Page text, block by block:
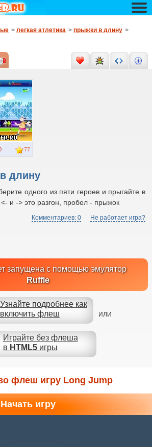
> легкая атлетика > прыжки в длину >
длину
одного из пяти героев и прыгайте в
и -> это разгон, пробел - прыжок
Комментариев: 0 Не работает игра?
запущена с помощью эмулятор
Ruffle
Узнайте подробнее как
включить флеш
ИЛИ
Играйте без флеша
в HTML5игры
77
флеш игру Long Jump
Начать игру